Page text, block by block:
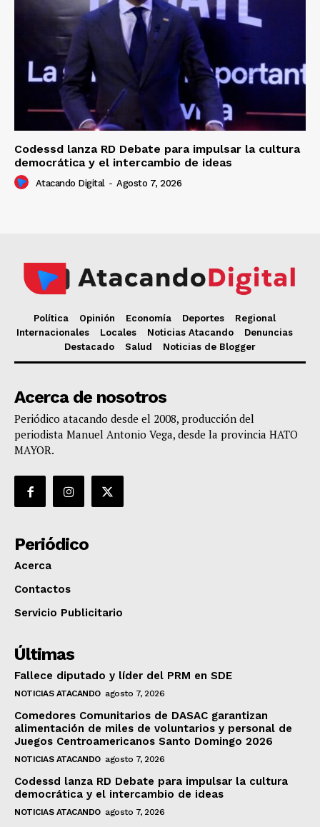
Codessd lanza RD Debate para impulsar la cultura
democrática y el intercambio de ideas
Atacando Digital - Agosto 7, 2026
Política Opinión Economía Deportes
Regional
Internacionales
Locales Noticias Atacando
Denuncias
Destacado
Salud Noticias de Blogger
Acerca de nosotros
Periódico atacando desde el 2008, producción del
periodista Manuel Antonio Vega, desde la provincia HATO
MAYOR.
Periódico
Acerca
Contactos
Servicio Publicitario
Últimas
Fallece diputado y líder del PRM en SDE
NOTICIAS ATACANDO agosto 7, 2026
Comedores Comunitarios de DASAC garantizan
alimentación de miles de voluntarios y personal de
Juegos Centroamericanos Santo Domingo 2026
NOTICIAS ATACANDO agosto 7, 2026
Codessd lanza RD Debate para impulsar la cultura
democrática y el intercambio de ideas
NOTICIAS ATACANDO agosto 7, 2026